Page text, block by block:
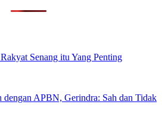
Senang itu Yang Penting
APBN, Gerindra: Sah dan Tidak